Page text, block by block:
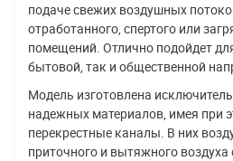
подаче свежих воздушных
отработанного, спертого или
помещений. Отлично подойдет
бытовой, так и общественной
Модель изготовлена
надежных материалов, имея при
перекрестные каналы. В них
приточного и вытяжного